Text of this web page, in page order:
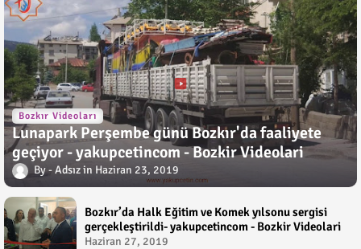
Bozkır Videoları
Lunapark Perşembe günü Bozkır'da faaliyete
geçiyor - yakupcetincom - Bozkir Videolari
Adsız Haziran 23, 2019
Bozkır’da Halk Eğitim ve Komek yılsonu sergisi
gerçekleştirildi- yakupcetincom - Bozkir Videolari
Haziran 27, 2019